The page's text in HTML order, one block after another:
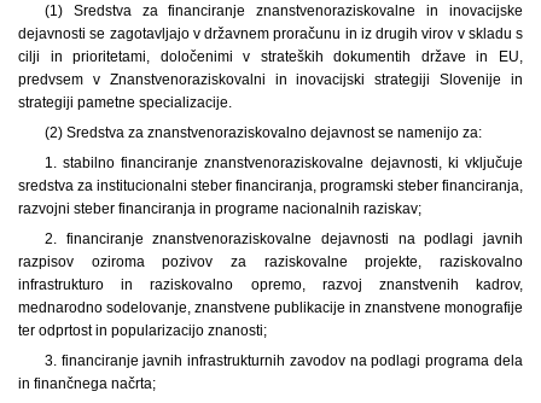
(1) Sredstva za financiranje znanstvenoraziskovalne in inovacijske
dejavnosti se zagotavljajo v državnem proračunu in iz drugih virov v skladu s
cilji in prioritetami, določenimi v strateških dokumentih države in EU,
predvsem v Znanstvenoraziskovalni in inovacijski strategiji Slovenije in
strategiji pametne specializacije.
(2) Sredstva za znanstvenoraziskovalno dejavnost se namenijo za:
1. stabilno financiranje znanstvenoraziskovalne dejavnosti, ki vključuje
sredstva za institucionalni steber financiranja, programski steber financiranja,
razvojni steber financiranja in programe nacionalnih raziskav;
2. financiranje znanstvenoraziskovalne dejavnosti na podlagi javnih
razpisov oziroma pozivov za raziskovalne projekte, raziskovalno
infrastrukturo in raziskovalno opremo, razvoj znanstvenih kadrov,
mednarodno sodelovanje, znanstvene publikacije in znanstvene monografije
ter odprtost in popularizacijo znanosti;
3. financiranje javnih infrastrukturnih zavodov na podlagi programa dela
in finančnega načrta;